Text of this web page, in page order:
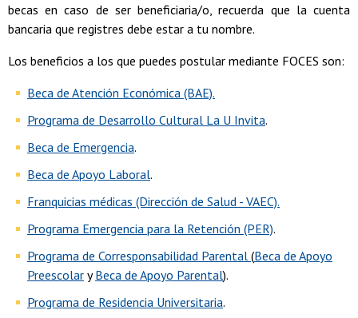
becas en caso de ser beneficiaria/o, recuerda que la cuenta
bancaria que registres debe estar a tu nombre.
Los beneficios a los que puedes postular mediante FOCES son:
Beca de Atención Económica (BAE).
Programa de Desarrollo Cultural La U Invita.
Beca de Emergencia.
Beca de Apoyo Laboral.
Franquicias médicas (Dirección de Salud - VAEC).
Programa Emergencia para la Retención (PER).
Programa de Corresponsabilidad Parental (Beca de Apoyo
Preescolar yBeca de Apoyo Parental).
Programa de Residencia Universitaria.